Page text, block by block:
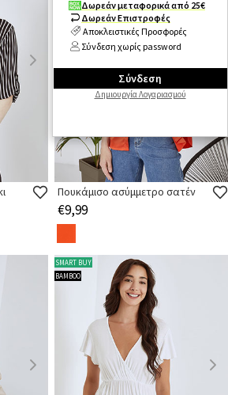
Πουκάμισο ασύμμετρο σατέν
€9,99
SMART BUY
BAMBOO
Δωρεάν μεταφορικά από 25€
Δωρεάν Επιστροφές
Αποκλειστικές Προσφορές
Σύνδεση χωρίς password
Σύνδεση
Δημιουργία Λογαριασμού
Δωρεάν μεταφορικά από 25€
Δωρεάν Επιστροφές
Αποκλειστικές Προσφορές
Σύνδεση χωρίς password
Σύνδεση
Δημιουργία Λογαριασμού